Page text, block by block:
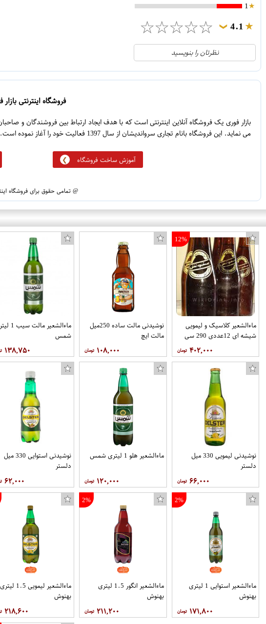
1
4.1
❯
☆
☆
☆
☆
☆
21
3
1
1
5
نظرتان را بنویسید
فروشگاه اینترنتی بازار
بازار فوری یک فروشگاه آنلاین اینترنتی است که با هدف ایجاد ارتباط بین فروشندگان و
می نماید. این فروشگاه بانام تجاری سرواندیشان از سال 1397 فعالیت خود را آغاز نموده است.
آموزش ساخت فروشگاه
@ تمامی حقوق برای فروشگاه
12%
ماءالشعیر کلاسیک و لیمویی
شیشه ای 12عددی 290 سی
۴۰۲,۰۰۰
نوشیدنی مالت ساده 250میل
مالت ایچ
۱۰۸,۰۰۰
ماءالشعیر
شمس
۱۳۸,۷۵۰
نوشیدنی لیمویی 330 میل
دلستر
۶۶,۰۰۰
ماءالشعیر هلو 1 لیتری شمس
۱۲۰,۰۰۰
نوشیدنی استوایی 330 میل
دلستر
۶۲,۰۰۰
2%
ماءالشعیر استوایی 1 لیتری
بهنوش
۱۷۱,۸۰۰
2%
ماءالشعیر انگور 1.5 لیتری
بهنوش
۲۱۱,۲۰۰
ماءالشعیر لیمویی 1.5 لیتری
بهنوش
۲۱۸,۶۰۰